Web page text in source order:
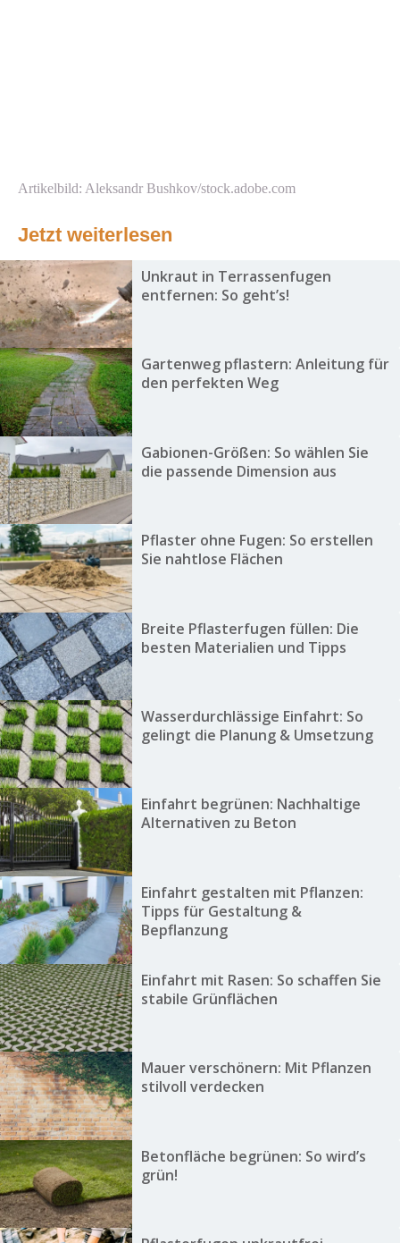
Artikelbild: Aleksandr Bushkov/stock.adobe.com
Jetzt weiterlesen
Unkraut in Terrassenfugen
entfernen: So geht’s!
Gartenweg pflastern: Anleitung für
den perfekten Weg
Gabionen-Größen: So wählen Sie
die passende Dimension aus
Pflaster ohne Fugen: So erstellen
Sie nahtlose Flächen
Breite Pflasterfugen füllen: Die
besten Materialien und Tipps
Wasserdurchlässige Einfahrt: So
gelingt die Planung & Umsetzung
Einfahrt begrünen: Nachhaltige
Alternativen zu Beton
Einfahrt gestalten mit Pflanzen:
Tipps für Gestaltung &
Bepflanzung
Einfahrt mit Rasen: So schaffen Sie
stabile Grünflächen
Mauer verschönern: Mit Pflanzen
stilvoll verdecken
Betonfläche begrünen: So wird’s
grün!